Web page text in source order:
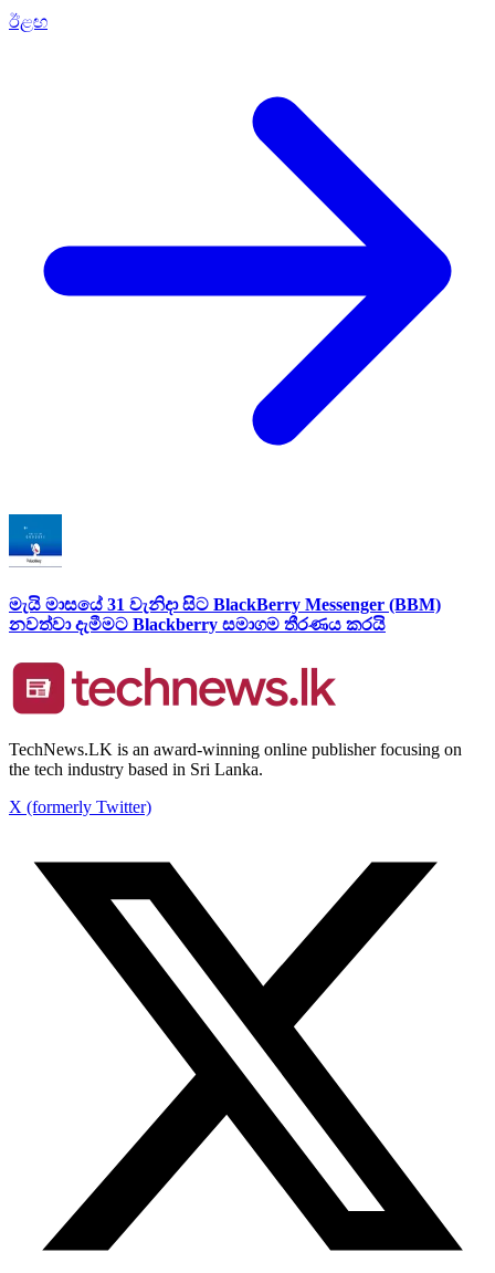
ඊළඟ
මැයි මාසයේ 31 වැනිදා සිට BlackBerry Messenger (BBM)
නවත්වා දැමීමට Blackberry සමාගම තීරණය කරයි
TechNews.LK is an award-winning online publisher focusing on
the tech industry based in Sri Lanka.
X (formerly Twitter)